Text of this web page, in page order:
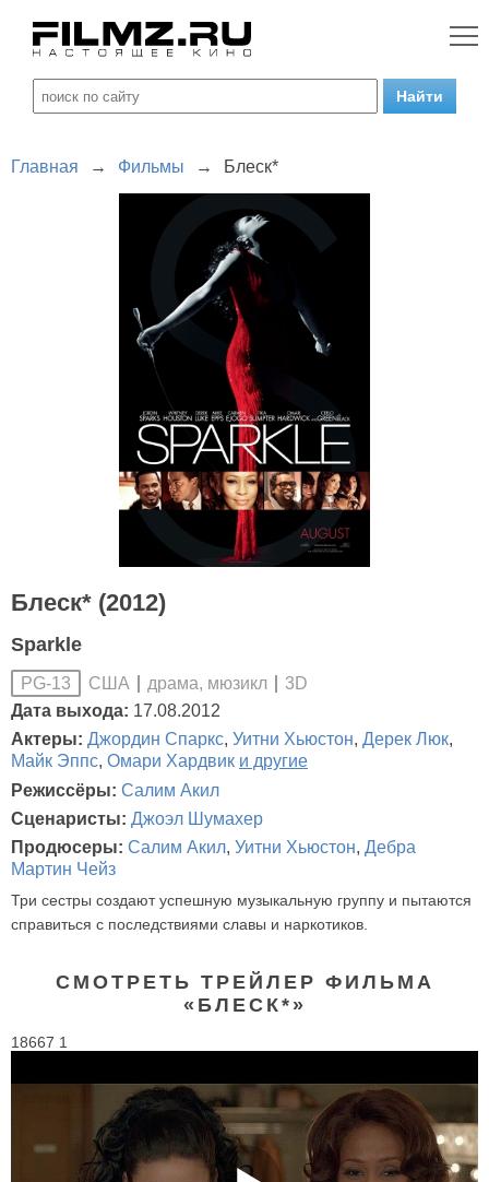
Главная → Фильмы → Блеск*
Блеск* (2012)
Sparkle
PG-13 США драма, мюзикл
3D
Дата выхода: 17.08.2012
Актеры: Джордин Спаркс, Уитни Хьюстон, Дерек Люк,
Майк Эппс, Омари Хардвик и другие
Режиссёры: Салим Акил
Сценаристы: Джоэл Шумахер
Продюсеры: Салим Акил, Уитни Хьюстон, Дебра
Мартин Чейз
Три сестры создают успешную музыкальную группу и пытаются
справиться с последствиями славы и наркотиков.
СМОТРЕТЬ ТРЕЙЛЕР ФИЛЬМА
«БЛЕСК*»
18667 1